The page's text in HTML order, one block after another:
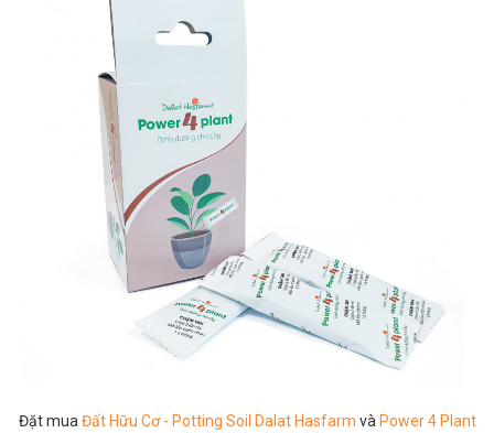
Đặt mua Đất Hữu Cơ - Potting Soil Dalat Hasfarm và Power 4 Plant